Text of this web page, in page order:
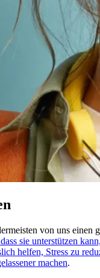
von uns einen
sie unterstützen
helfen, Stress zu
machen.